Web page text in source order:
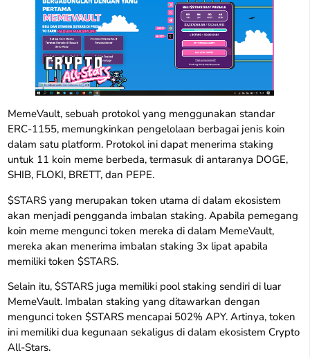
MemeVault, sebuah protokol yang menggunakan standar
ERC-1155, memungkinkan pengelolaan berbagai jenis koin
dalam satu platform. Protokol ini dapat menerima staking
untuk 11 koin meme berbeda, termasuk di antaranya DOGE,
SHIB, FLOKI, BRETT, dan PEPE.
$STARS yang merupakan token utama di dalam ekosistem
akan menjadi pengganda imbalan staking. Apabila pemegang
koin meme mengunci token mereka di dalam MemeVault,
mereka akan menerima imbalan staking 3x lipat apabila
memiliki token $STARS.
Selain itu, $STARS juga memiliki pool staking sendiri di luar
MemeVault. Imbalan staking yang ditawarkan dengan
mengunci token $STARS mencapai 502% APY. Artinya, token
ini memiliki dua kegunaan sekaligus di dalam ekosistem Crypto
All-Stars.